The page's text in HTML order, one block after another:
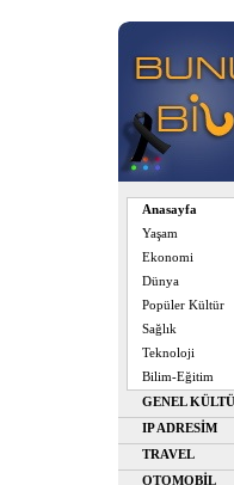
Anasayfa
Yaşam
Ekonomi
Dünya
Popüler Kültür
Sağlık
Teknoloji
Bilim-Eğitim
GENEL
IP ADRESİM
TRAVEL
OTOMOBİL